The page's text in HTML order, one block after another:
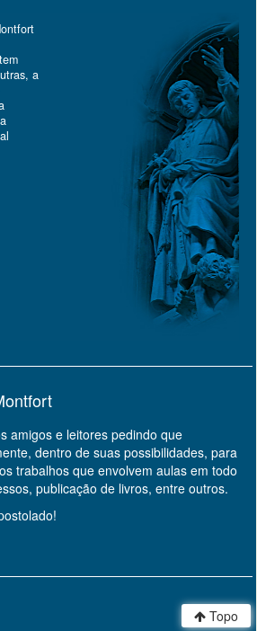
Topo
a
amigos e leitores pedindo que
dentro de suas possibilidades, para
trabalhos que envolvem aulas em todo
publicação de livros, entre outros.